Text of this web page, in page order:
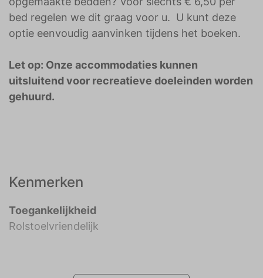
bed regelen we dit graag voor u. U kunt deze
optie eenvoudig aanvinken tijdens het boeken.
Let op: Onze accommodaties kunnen
uitsluitend voor recreatieve doeleinden worden
gehuurd.
Kenmerken
Toegankelijkheid
Rolstoelvriendelijk